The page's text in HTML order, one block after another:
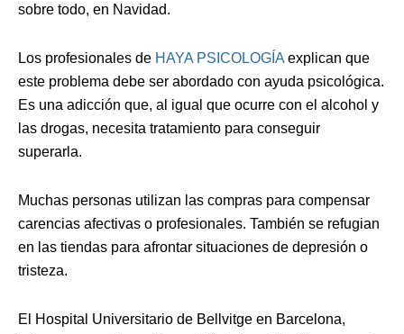
sobre todo, en Navidad.
Los profesionales de HAYA PSICOLOGÍA explican que
este problema debe ser abordado con ayuda psicológica.
Es una adicción que, al igual que ocurre con el alcohol y
las drogas, necesita tratamiento para conseguir
superarla.
Muchas personas utilizan las compras para compensar
carencias afectivas o profesionales. También se refugian
en las tiendas para afrontar situaciones de depresión o
tristeza.
El Hospital Universitario de Bellvitge en Barcelona,